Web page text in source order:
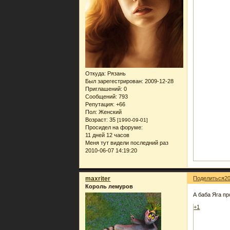
Откуда: Рязань
Был зарегестрирован: 2009-12-28
Приглашений: 0
Сообщений: 793
Репутация: +66
Пол: Женский
Возраст: 35[1990-09-01]
Просидел на форуме:
11 дней 12 часов
Меня тут видели последний раз
2010-06-07 14:19:20
Поделиться
maxriter
Король лемуров
А баба Яга
+1